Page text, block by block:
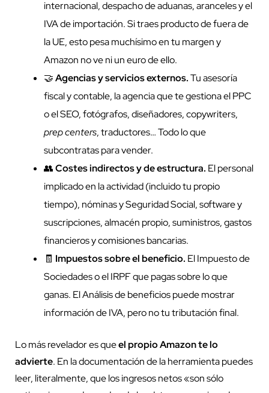
internacional, despacho de aduanas, aranceles y el
IVA de importación. Si traes producto de fuera de
la UE, esto pesa muchísimo en tu margen y
Amazon no ve ni un euro de ello.
🤝Agencias y servicios externos.Tu asesoría
fiscal y contable, la agencia que te gestiona el PPC
o el SEO, fotógrafos, diseñadores, copywriters,
prep centers, traductores… Todo lo que
subcontratas para vender.
👥Costes indirectos y de estructura. El personal
implicado en la actividad (incluido tu propio
tiempo), nóminas y Seguridad Social, software y
suscripciones, almacén propio, suministros, gastos
financieros y comisiones bancarias.
🧾 Impuestos sobre el beneficio. El Impuesto de
Sociedades o el IRPF que pagas sobre lo que
ganas. El Análisis de beneficios puede mostrar
información de IVA, pero no tu tributación final.
Lo más revelador es queel propio Amazon te lo
advierte. En la documentación de la herramienta puedes
leer, literalmente, que los ingresos netos «son sólo